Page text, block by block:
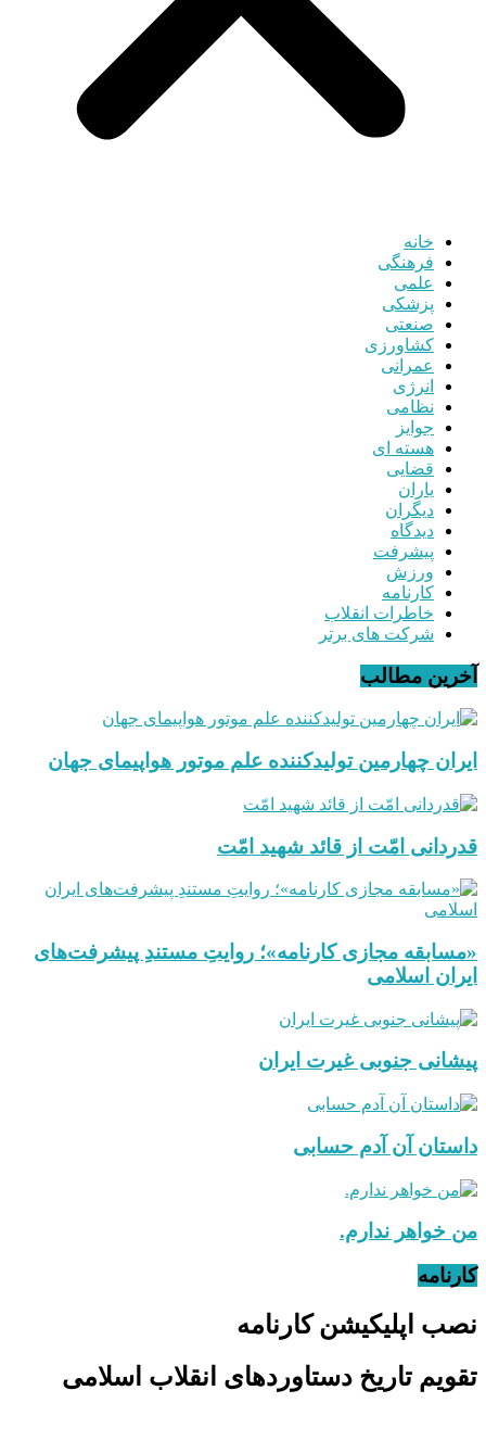
خانه
فرهنگی
علمی
پزشکی
صنعتی
کشاورزی
عمرانی
انرژی
نظامی
جوایز
هسته ای
قضایی
یاران
دیگران
دیدگاه
پیشرفت
ورزش
کارنامه
خاطرات انقلاب
شرکت های برتر
آخرین مطالب
ایران چهارمین تولیدکننده علم موتور هواپیمای جهان
قدردانی امّت از قائد شهید امّت
«مسابقه مجازی کارنامه»؛ روایتِ مستندِ پیشرفت‌های
ایران اسلامی
پیشانی جنوبی غیرت ایران
داستان آن آدم حسابی
من خواهر ندارم.
کارنامه
نصب اپلیکیشن کارنامه
تقویم تاریخ دستاوردهای انقلاب اسلامی